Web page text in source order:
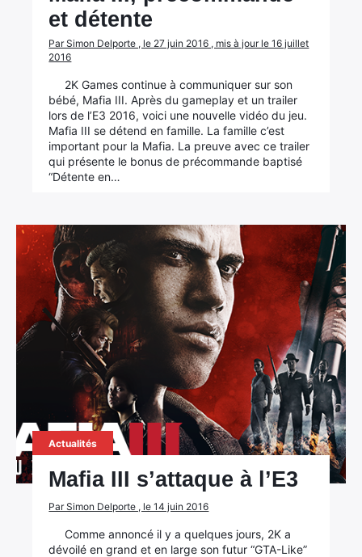
et détente
Par Simon Delporte , le 27 juin 2016 , mis à jour le 16 juillet
2016
2K Games continue à communiquer sur son
bébé, Mafia III. Après du gameplay et un trailer
lors de l’E3 2016, voici une nouvelle vidéo du jeu.
Mafia III se détend en famille. La famille c’est
important pour la Mafia. La preuve avec ce trailer
qui présente le bonus de précommande baptisé
“Détente en…
Actualités
Mafia III s’attaque à l’E3
Par Simon Delporte , le 14 juin 2016
Comme annoncé il y a quelques jours, 2K a
dévoilé en grand et en large son futur “GTA-Like”